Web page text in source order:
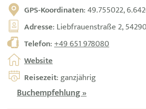
GPS-Koordinaten: 49.755022,
Adresse: Liebfrauenstraße 2,
Telefon:+49 651 978080
Website
Reisezeit: ganzjährig
Buchempfehlung »